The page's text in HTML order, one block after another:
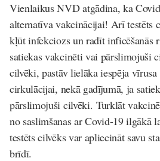
Vienlaikus NVD atgādina, ka
alternatīva vakcinācijai! Arī testēts
kļūt infekciozs un radīt inficēšanās
satiekas vakcinēti vai pārslimojuši
cilvēki, pastāv lielāka iespēja vīrusa
cirkulācijai, nekā gadījumā, ja
pārslimojuši cilvēki. Turklāt
no saslimšanas ar Covid-19 ilgākā
testēts cilvēks var apliecināt savu
brīdī.